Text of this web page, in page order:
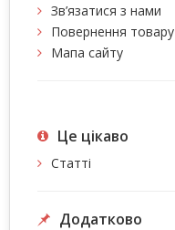
Зв’язатися з нами
Повернення товару
Мапа сайту
Це цiкаво
Статті
Додатково